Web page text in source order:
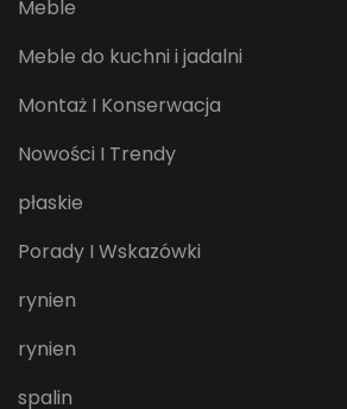
Meble
Meble do kuchni i jadalni
Montaż I Konserwacja
Nowości I Trendy
płaskie
Porady I Wskazówki
rynien
rynien
spalin